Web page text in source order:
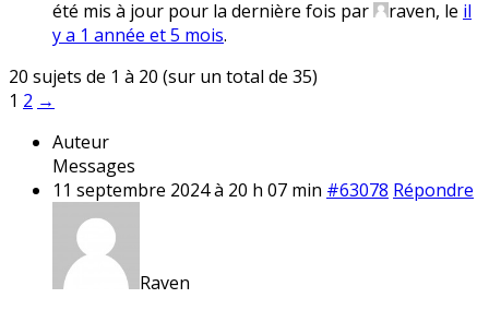
été mis à jour pour la dernière fois par
raven, le il
y a 1 année et 5 mois.
20 sujets de 1 à 20 (sur un total de 35)
1 2 →
Auteur
Messages
11 septembre 2024 à 20 h 07 min #63078 Répondre
Raven